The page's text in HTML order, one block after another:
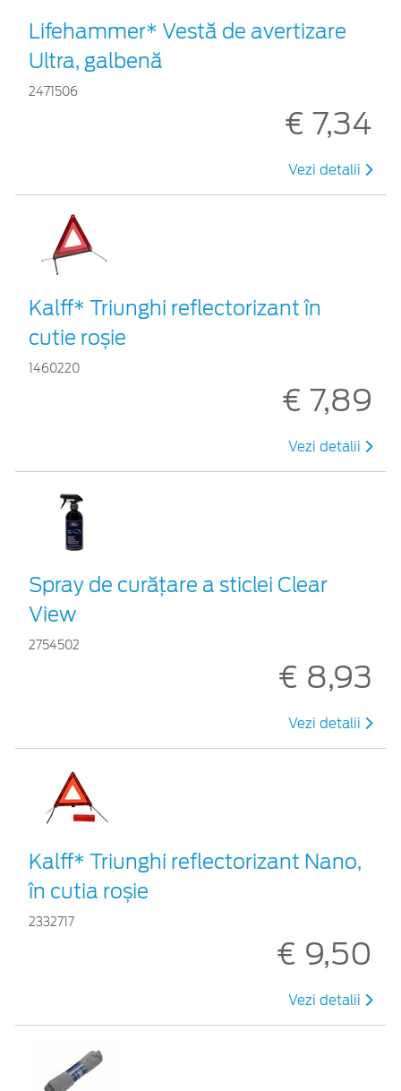
Lifehammer* Vestă de avertizare
Ultra, galbenă
2471506
€ 7,34
Vezi detalii
Kalff* Triunghi reflectorizant în
cutie roșie
1460220
€ 7,89
Vezi detalii
Spray de curățare a sticlei Clear
View
2754502
€ 8,93
Vezi detalii
Kalff* Triunghi reflectorizant Nano,
în cutia roșie
2332717
€ 9,50
Vezi detalii